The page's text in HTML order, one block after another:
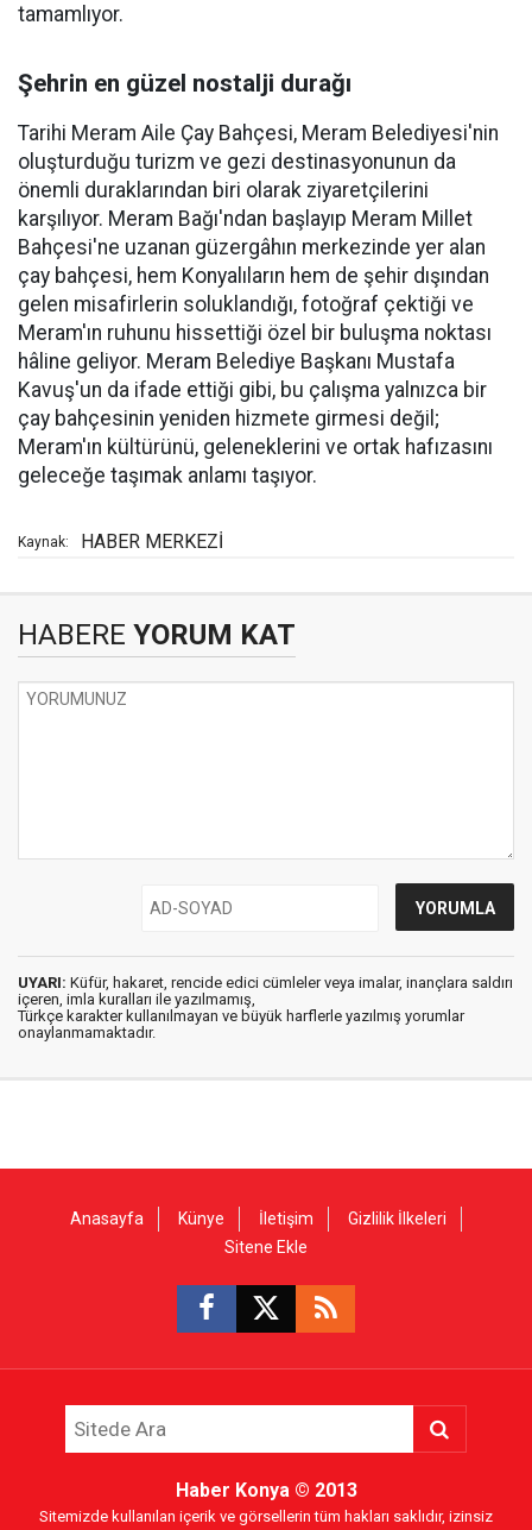
tamamlıyor.
Şehrin en güzel nostalji durağı
Tarihi Meram Aile Çay Bahçesi, Meram Belediyesi'nin
oluşturduğu turizm ve gezi destinasyonunun da
önemli duraklarından biri olarak ziyaretçilerini
karşılıyor. Meram Bağı'ndan başlayıp Meram Millet
Bahçesi'ne uzanan güzergâhın merkezinde yer alan
çay bahçesi, hem Konyalıların hem de şehir dışından
gelen misafirlerin soluklandığı, fotoğraf çektiği ve
Meram'ın ruhunu hissettiği özel bir buluşma noktası
hâline geliyor. Meram Belediye Başkanı Mustafa
Kavuş'un da ifade ettiği gibi, bu çalışma yalnızca bir
çay bahçesinin yeniden hizmete girmesi değil;
Meram'ın kültürünü, geleneklerini ve ortak hafızasını
geleceğe taşımak anlamı taşıyor.
Kaynak: HABER MERKEZİ
HABERE YORUM KAT
UYARI: Küfür, hakaret, rencide edici cümleler veya imalar, inançlara saldırı
içeren, imla kuralları ile yazılmamış,
Türkçe karakter kullanılmayan ve büyük harflerle yazılmış yorumlar
onaylanmamaktadır.
Anasayfa Künye İletişim
Gizlilik İlkeleri
Sitene Ekle
Haber Konya© 2013
Sitemizde kullanılan içerik ve görsellerin tüm hakları saklıdır, izinsiz